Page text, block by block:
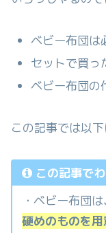
ベビー布団は
セットで買っ
ベビー布団の
この記事では以
この記事で
・ベビー布団
硬めのものを